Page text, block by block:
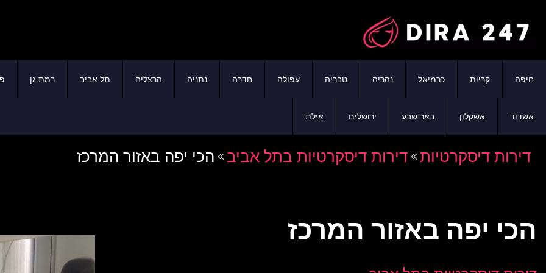
חיפה קריות כרמיאל נהריה טבריה עפולה חדרה נתניה הרצליה תל אביב רמת גן
אשדוד אשקלון באר שבע ירושלים אילת
דירות דיסקרטיות דירות דיסקרטיות בתל אביב הכי יפה באזור המרכז
הכי יפה באזור המרכז